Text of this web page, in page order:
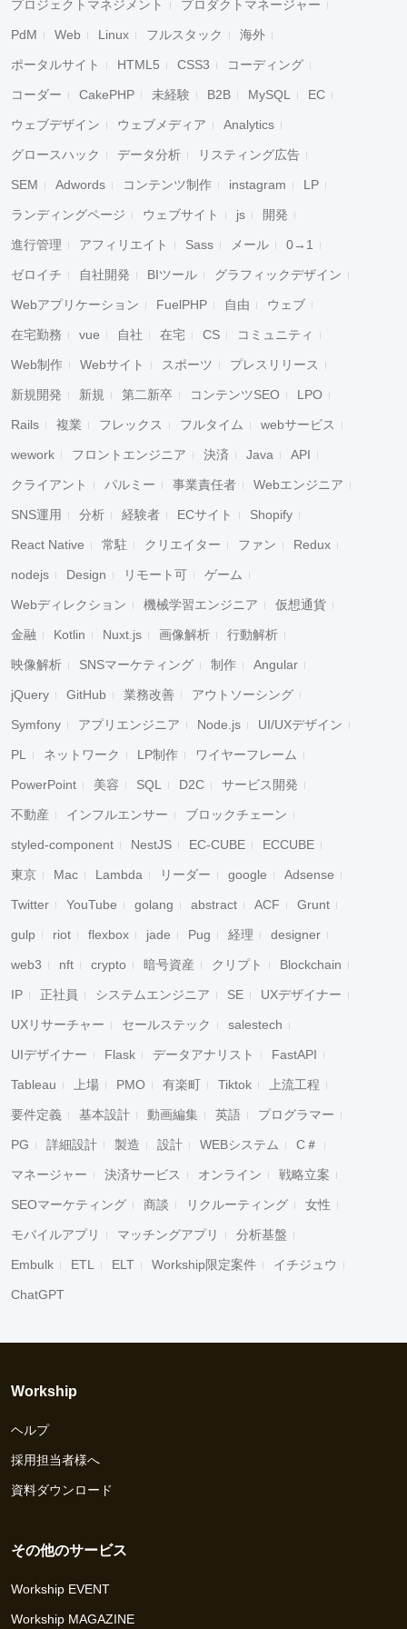
プロジェクトマネジメント プロダクトマネージャー
PdM Web Linux フルスタック 海外
ポータルサイト HTML5 CSS3 コーディング
コーダー CakePHP 未経験 B2B MySQL EC
ウェブデザイン ウェブメディア Analytics
グロースハック データ分析 リスティング広告
SEM Adwords コンテンツ制作 instagram LP
ランディングページ ウェブサイト js 開発
進行管理 アフィリエイト Sass メール 0→1
ゼロイチ 自社開発 BIツール グラフィックデザイン
Webアプリケーション FuelPHP 自由 ウェブ
在宅勤務 vue 自社 在宅 CS コミュニティ
Web制作 Webサイト スポーツ プレスリリース
新規開発 新規 第二新卒 コンテンツSEO LPO
Rails 複業 フレックス フルタイム webサービス
wework フロントエンジニア 決済 Java API
クライアント パルミー 事業責任者 Webエンジニア
SNS運用 分析 経験者 ECサイト Shopify
React Native 常駐 クリエイター ファン Redux
nodejs Design リモート可 ゲーム
Webディレクション 機械学習エンジニア 仮想通貨
金融 Kotlin Nuxt.js 画像解析 行動解析
映像解析 SNSマーケティング 制作 Angular
jQuery GitHub 業務改善 アウトソーシング
Symfony アプリエンジニア Node.js UI/UXデザイン
PL ネットワーク LP制作 ワイヤーフレーム
PowerPoint 美容 SQL D2C サービス開発
不動産 インフルエンサー ブロックチェーン
styled-component NestJS EC-CUBE ECCUBE
東京 Mac Lambda リーダー google Adsense
Twitter YouTube golang abstract ACF Grunt
gulp riot flexbox jade Pug 経理 designer
web3 nft crypto 暗号資産 クリプト Blockchain
IP 正社員 システムエンジニア SE UXデザイナー
UXリサーチャー セールステック salestech
UIデザイナー Flask データアナリスト FastAPI
Tableau 上場 PMO 有楽町 Tiktok 上流工程
要件定義 基本設計 動画編集 英語 プログラマー
PG 詳細設計 製造 設計 WEBシステム C＃
マネージャー 決済サービス オンライン 戦略立案
SEOマーケティング 商談 リクルーティング 女性
モバイルアプリ マッチングアプリ 分析基盤
Embulk ETL ELT Workship限定案件 イチジュウ
ChatGPT
Workship
ヘルプ
採用担当者様へ
資料ダウンロード
その他のサービス
Workship EVENT
Workship MAGAZINE